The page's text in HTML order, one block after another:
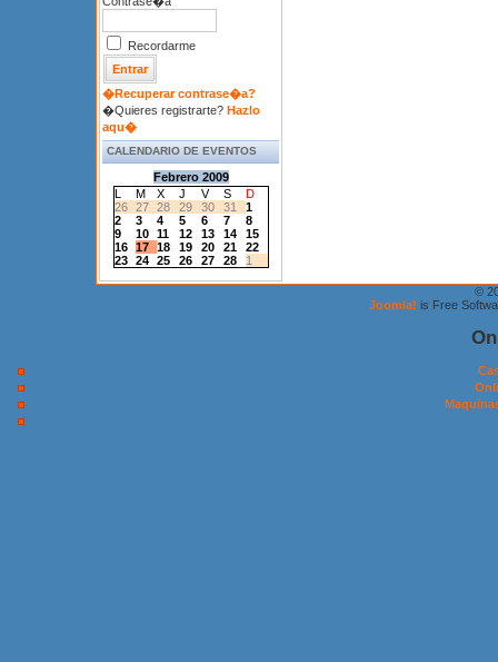
Recordarme
�Recuperar contrase�a?
�Quieres registrarte? Hazlo
aqu�
CALENDARIO DE EVENTOS
Febrero 2009
L
M X J V S
D
26
27 28 29 30 31
1
2
3 4 5 6 7
8
9
10 11 12 13 14
15
16
17 18 19 20 21
22
23
24 25 26 27 28 1
©
Joomla! is Free